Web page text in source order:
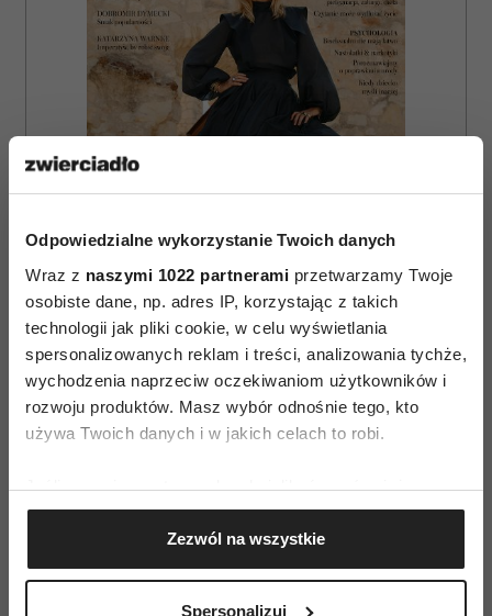
Odpowiedzialne wykorzystanie Twoich danych
Wraz z naszymi 1022 partnerami przetwarzamy Twoje
osobiste dane, np. adres IP, korzystając z takich
technologii jak pliki cookie, w celu wyświetlania
spersonalizowanych reklam i treści, analizowania tychże,
wychodzenia naprzeciw oczekiwaniom użytkowników i
rozwoju produktów. Masz wybór odnośnie tego, kto
używa Twoich danych i w jakich celach to robi.
Jeśli wyrazisz na to zgodę, chcielibyśmy również:
Gromadzić dane dotyczące Twojej lokalizacji
geograficznej z dokładnością nawet do kilku metrów
Identyfikować Twoje urządzenie, aktywnie
Zezwól na wszystkie
Spersonalizuj
ZAMÓW
WYDANIE DRUKOWANE
E-WYDANIE